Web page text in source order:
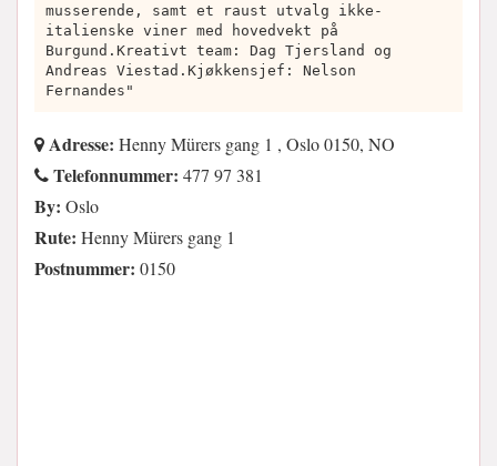
musserende, samt et raust utvalg ikke-
italienske viner med hovedvekt på
Burgund.Kreativt team: Dag Tjersland og
Andreas Viestad.Kjøkkensjef: Nelson
Fernandes"
Adresse: Henny Mürers gang 1 , Oslo 0150, NO
Telefonnummer: 477 97 381
By: Oslo
Rute: Henny Mürers gang 1
Postnummer: 0150